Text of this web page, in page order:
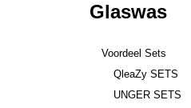
Glaswas
Voordeel Sets
QleaZy SETS
UNGER SETS